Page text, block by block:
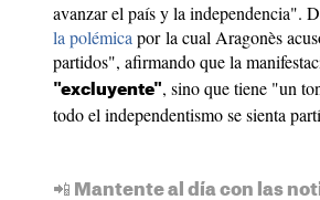
avanzar el país y la independencia".
la polémica por la cual Aragonès
partidos", afirmando que la
"excluyente", sino que tiene "un
todo el independentismo se sienta
📲 Mantente al día con las